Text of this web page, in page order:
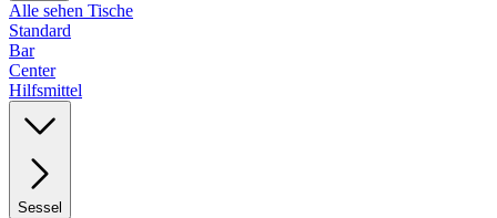
Alle sehen Tische
Standard
Bar
Center
Hilfsmittel
Sessel